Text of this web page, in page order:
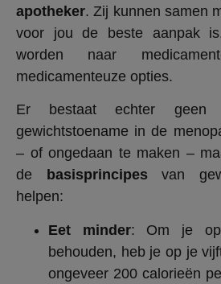
apotheker. Zij kunnen samen
voor jou de beste aanpak
worden naar
medicamenteuze opties.
Er bestaat echter geen
gewichtstoename in de
– of ongedaan te maken –
de
basisprincipes van
helpen:
Eet minder: Om je
behouden, heb je op je
ongeveer 200 calorieën